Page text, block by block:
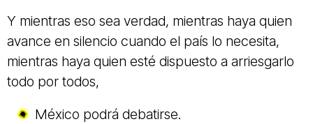
Y mientras eso sea verdad, mientras haya quien
avance en silencio cuando el país lo necesita,
mientras haya quien esté dispuesto a arriesgarlo
todo por todos,
México podrá debatirse.